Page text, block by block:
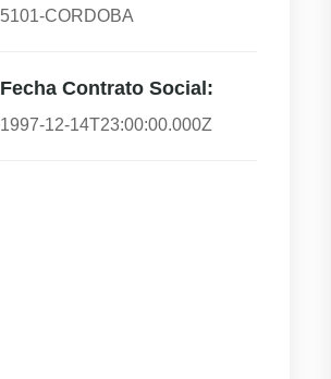
5101-CORDOBA
Fecha Contrato Social:
1997-12-14T23:00:00.000Z